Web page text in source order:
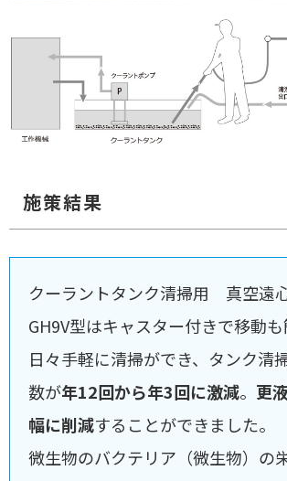
施策結果
クーラントタンク清掃用 真空遠
GH9V型はキャスター付きで移動も
日々手軽に清掃ができ、タンク清
数が年12回から年3回に激減。 更
幅に削減することができました。
微生物のバクテリア（微生物）の